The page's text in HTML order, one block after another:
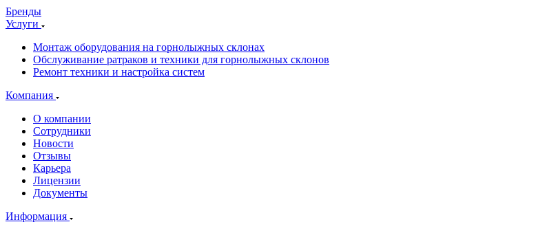
Бренды
Услуги
Монтаж оборудования на горнолыжных склонах
Обслуживание ратраков и техники для горнолыжных склонов
Ремонт техники и настройка систем
Компания
О компании
Сотрудники
Новости
Отзывы
Карьера
Лицензии
Документы
Информация